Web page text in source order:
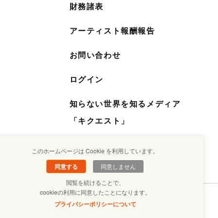
財務諸表
アーティスト報酬報告
お問い合わせ
ログイン
知らない世界を知るメディア
「キクエスト」
SUISHIN KIKOU ASSOCIATION. ALL Right Reserved.
このホームページは Cookie を利用しています。
同意する
同意しません
閲覧を続けることで、
cookieの利用に同意したことになります。
プライバシーポリシーについて